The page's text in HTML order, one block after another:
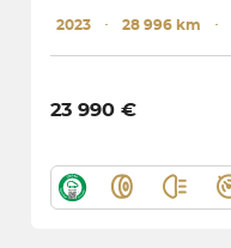
2023 ･ 28 996 km ･
23 990 €